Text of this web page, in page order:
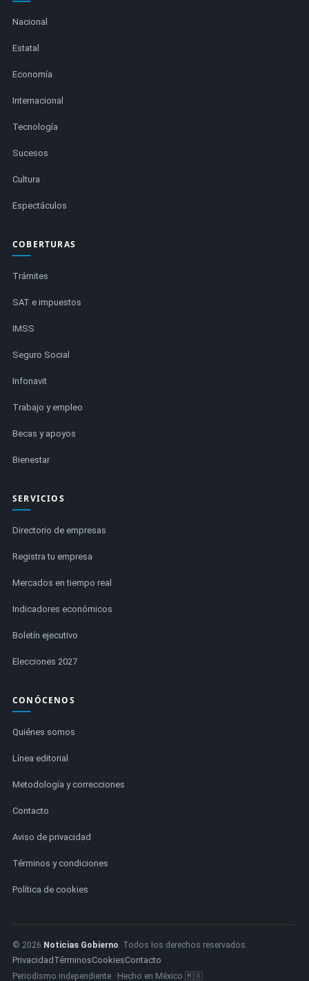
Nacional
Estatal
Economía
Internacional
Tecnología
Sucesos
Cultura
Espectáculos
COBERTURAS
Trámites
SAT e impuestos
IMSS
Seguro Social
Infonavit
Trabajo y empleo
Becas y apoyos
Bienestar
SERVICIOS
Directorio de empresas
Registra tu empresa
Mercados en tiempo real
Indicadores económicos
Boletín ejecutivo
Elecciones 2027
CONÓCENOS
Quiénes somos
Línea editorial
Metodología y correcciones
Contacto
Aviso de privacidad
Términos y condiciones
Política de cookies
© 2026 Noticias Gobierno . Todos los derechos reservados.
PrivacidadTérminosCookiesContacto
Periodismo independiente · Hecho en México 🇲🇽